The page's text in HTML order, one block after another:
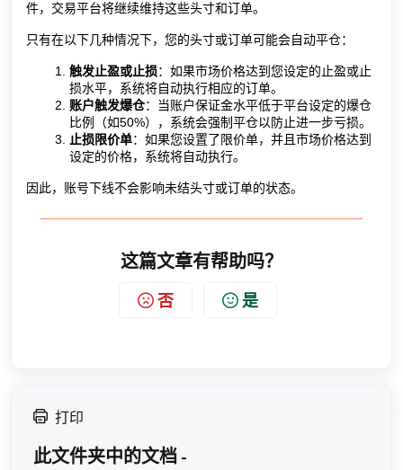
件，交易平台将继续维持这些头寸和订单。
只有在以下几种情况下，您的头寸或订单可能会自动平仓：
触发止盈或止损：如果市场价格达到您设定的止盈或止
损水平，系统将自动执行相应的订单。
账户触发爆仓：当账户保证金水平低于平台设定的爆仓
比例（如50%），系统会强制平仓以防止进一步亏损。
止损限价单：如果您设置了限价单，并且市场价格达到
设定的价格，系统将自动执行。
因此，账号下线不会影响未结头寸或订单的状态。
这篇文章有帮助吗？
否 是
打印
此文件夹中的文档 -